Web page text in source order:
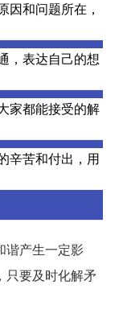
因和问题所在，
，表达自己的想
家都能接受的解
辛苦和付出，用
谐产生一定影
只要及时化解矛